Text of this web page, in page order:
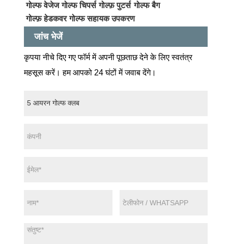
गोल्फ वेजेज गोल्फ चिपर्स गोल्फ़ पुटर्स गोल्फ बैग
गोल्फ़ हेडकवर गोल्फ सहायक उपकरण
जांच भेजें
कृपया नीचे दिए गए फॉर्म में अपनी पूछताछ देने के लिए स्वतंत्र
महसूस करें। हम आपको 24 घंटों में जवाब देंगे।